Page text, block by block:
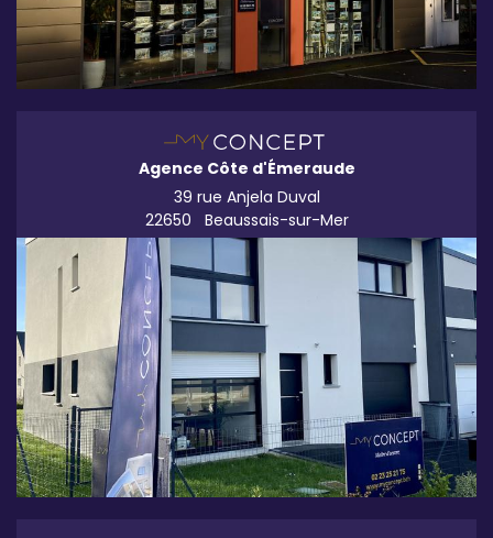
Agence Côte d'Émeraude
39 rue Anjela Duval
22650
Beaussais-sur-Mer